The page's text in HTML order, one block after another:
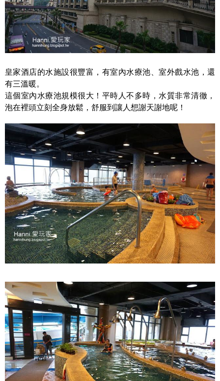
皇家酒店的水施設很豐富，有室內水療池、室外戲水池，還
有三溫暖。
這個室內水療池規模很大！平時人不多時，水質非常清徹，
泡在裡頭立刻全身放鬆，舒服到讓人想謝天謝地呢！